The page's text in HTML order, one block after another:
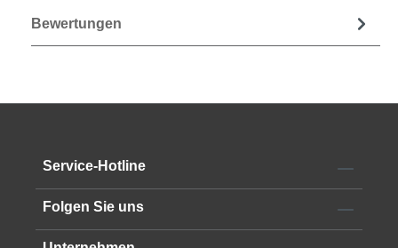
Bewertungen
Service-Hotline
Folgen Sie uns